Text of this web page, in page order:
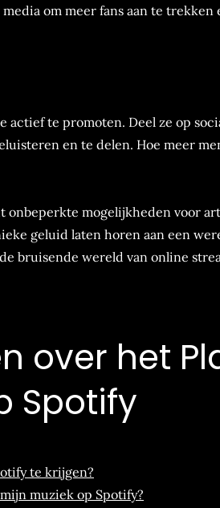
om meer fans aan te
te promoten. Deel ze op
en te delen. Hoe meer
mogelijkheden voor
geluid laten horen aan een
bruisende wereld van online
over het
Spotify
te krijgen?
muziek op Spotify?